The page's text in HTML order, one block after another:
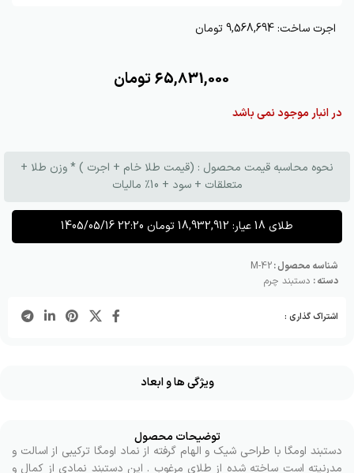
اجرت ساخت:9,568,694 تومان
65,831,000تومان
در انبار موجود نمی باشد
نحوه محاسبه قیمت محصول : (قیمت طلا خام + اجرت ) * وزن طلا +
متعلقات + سود + 10٪ مالیات
طلای 18 عیار: 18,932,912تومان 1405/05/16 22:20
شناسه محصول :M-42
دسته : دستبند چرم
اشتراک گذاری :
ویژگی ها و ابعاد
توضیحات محصول
دستبند اومگا با طراحی شیک و الهام گرفته از نماد اومگا ترکیبی از اسالت و
مدرنیته است ساخته شده از طلای مرغوب . این دستبند نمادی از کمال و